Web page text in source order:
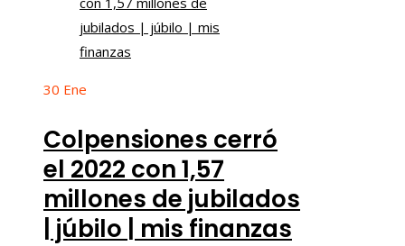
30 Ene
Colpensiones cerró
el 2022 con 1,57
millones de jubilados
| júbilo | mis finanzas